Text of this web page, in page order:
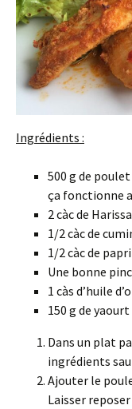
Ingrédients :
500 g de
ça fonctionne
2 càc de Harissa
1/2 càc de
1/2 càc de
Une bonne
1 càs d’huile
150 g de
Dans un plat
ingrédients
Ajouter le
Laisser